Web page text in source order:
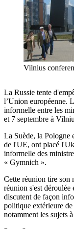
Vilnius
La Russie tente
l’Union européenne.
informelle entre les
et 7 septembre à
La Suède, la Pologne
de l'UE, ont placé
informelle des
« Gymnich ».
Cette réunion tire son
réunion s'est
discutent de façon
politique extérieure
notamment les sujets